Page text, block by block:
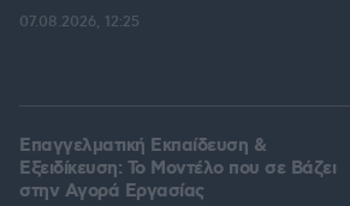
07.08.2026, 12:25
Επαγγελματική Εκπαίδευση &
Εξειδίκευση: Το Mοντέλο που σε Bάζει
στην Aγορά Eργασίας